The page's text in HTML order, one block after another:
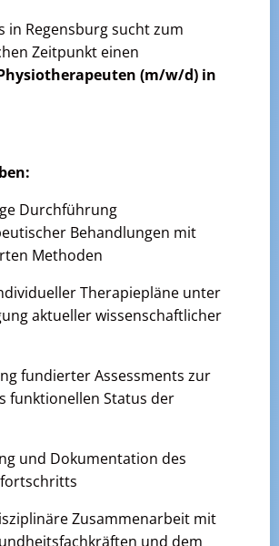
in Regensburg sucht zum
Zeitpunkt einen
(m/w/d) in
Durchführung
Behandlungen mit
Methoden
Therapiepläne unter
aktueller wissenschaftlicher
fundierter Assessments zur
funktionellen Status der
und Dokumentation des
Zusammenarbeit mit
und dem